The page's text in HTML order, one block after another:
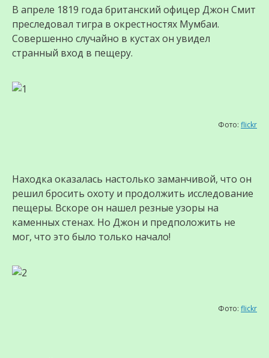
В апреле 1819 года британский офицер Джон Смит
преследовал тигра в окрестностях Мумбаи.
Совершенно случайно в кустах он увидел
странный вход в пещеру.
Фото: flickr
Находка оказалась настолько заманчивой, что он
решил бросить охоту и продолжить исследование
пещеры. Вскоре он нашел резные узоры на
каменных стенах. Но Джон и предположить не
мог, что это было только начало!
Фото: flickr